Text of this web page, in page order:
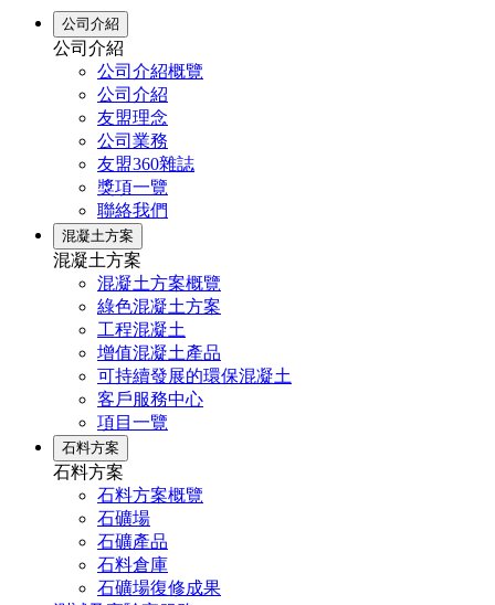
公司介紹
公司介紹
公司介紹概覽
公司介紹
友盟理念
公司業務
友盟360雜誌
獎項一覽
聯絡我們
混凝土方案
混凝土方案
混凝土方案概覽
綠色混凝土方案
工程混凝土
增值混凝土產品
可持續發展的環保混凝土
客戶服務中心
項目一覽
石料方案
石料方案
石料方案概覽
石礦場
石礦產品
石料倉庫
石礦場復修成果